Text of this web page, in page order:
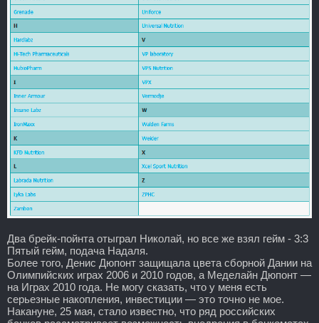
Два брейк-пойнта отыграл Николай, но все же взял гейм - 3:3
Пятый гейм, подача Надаля.
Более того, Денис Дюпонт защищала цвета сборной Дании на
Олимпийских играх 2006 и 2010 годов, а Меделайн Дюпонт —
на Играх 2010 года. Не могу сказать, что у меня есть
серьезные накопления, инвестиции — это точно не мое.
Накануне, 25 мая, стало известно, что ряд российских